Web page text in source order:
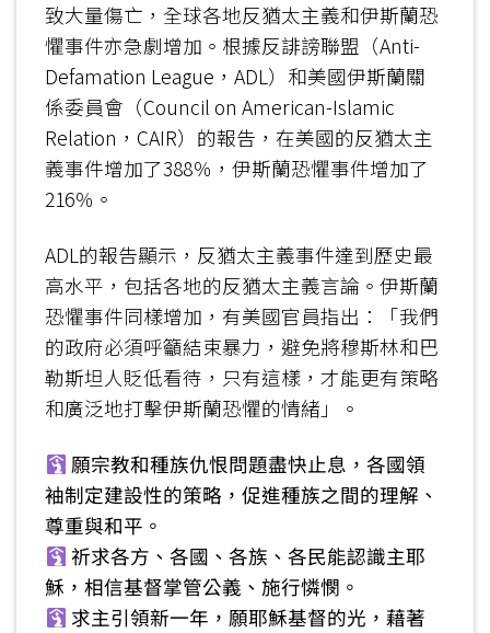
致大量傷亡，全球各地反猶太主義和伊斯蘭恐
懼事件亦急劇增加。根據反誹謗聯盟（Anti-
Defamation League，ADL）和美國伊斯蘭關
係委員會（Council on American-Islamic
Relation，CAIR）的報告，在美國的反猶太主
義事件增加了388％，伊斯蘭恐懼事件增加了
216％。
ADL的報告顯示，反猶太主義事件達到歷史最
高水平，包括各地的反猶太主義言論。伊斯蘭
恐懼事件同樣增加，有美國官員指出：「我們
的政府必須呼籲結束暴力，避免將穆斯林和巴
勒斯坦人貶低看待，只有這樣，才能更有策略
和廣泛地打擊伊斯蘭恐懼的情緒」。
願宗教和種族仇恨問題盡快止息，各國領
袖制定建設性的策略，促進種族之間的理解、
尊重與和平。
祈求各方、各國、各族、各民能認識主耶
穌，相信基督掌管公義、施行憐憫。
求主引領新一年，願耶穌基督的光，藉著